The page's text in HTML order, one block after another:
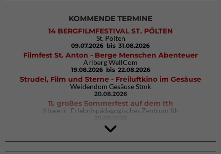
KOMMENDE TERMINE
14 BERGFILMFESTIVAL ST. PÖLTEN
St. Pölten
09.07.2026 bis 31.08.2026
Filmfest St. Anton - Berge Menschen Abenteuer
Arlberg WellCom
19.08.2026 bis 22.08.2026
Strudel, Film und Sterne - Freiluftkino im Gesäuse
Weidendom Gesäuse Stmk
20.08.2026
11. großes Sommerfest auf dem Ith
Ithwerk- Erlebnispädagogisches Zentrum Ith
4Blocs KIDS 2026
DAV Kletter- & Boulderzentrum München Süd (Thalkirchen)
26.09.2026